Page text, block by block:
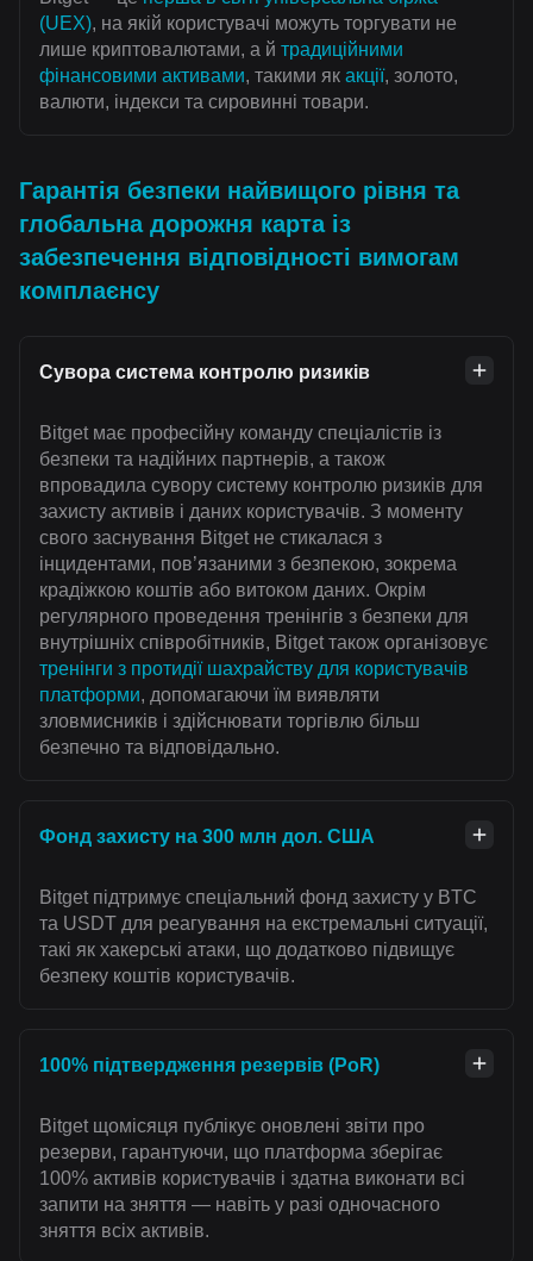
(UEX), на якій користувачі можуть торгувати не
лише криптовалютами, а й традиційними
фінансовими активами, такими як акції, золото,
валюти, індекси та сировинні товари.
Гарантія безпеки найвищого рівня та
глобальна дорожня карта із
забезпечення відповідності вимогам
комплаєнсу
Сувора система контролю ризиків
Bitget має професійну команду спеціалістів із
безпеки та надійних партнерів, а також
впровадила сувору систему контролю ризиків для
захисту активів і даних користувачів. З моменту
свого заснування Bitget не стикалася з
інцидентами, пов’язаними з безпекою, зокрема
крадіжкою коштів або витоком даних. Окрім
регулярного проведення тренінгів з безпеки для
внутрішніх співробітників, Bitget також організовує
тренінги з протидії шахрайству для користувачів
платформи, допомагаючи їм виявляти
зловмисників і здійснювати торгівлю більш
безпечно та відповідально.
Фонд захисту на 300 млн дол. США
Bitget підтримує спеціальний фонд захисту у BTC
та USDT для реагування на екстремальні ситуації,
такі як хакерські атаки, що додатково підвищує
безпеку коштів користувачів.
100% підтвердження резервів (PoR)
Bitget щомісяця публікує оновлені звіти про
резерви, гарантуючи, що платформа зберігає
100% активів користувачів і здатна виконати всі
запити на зняття — навіть у разі одночасного
зняття всіх активів.